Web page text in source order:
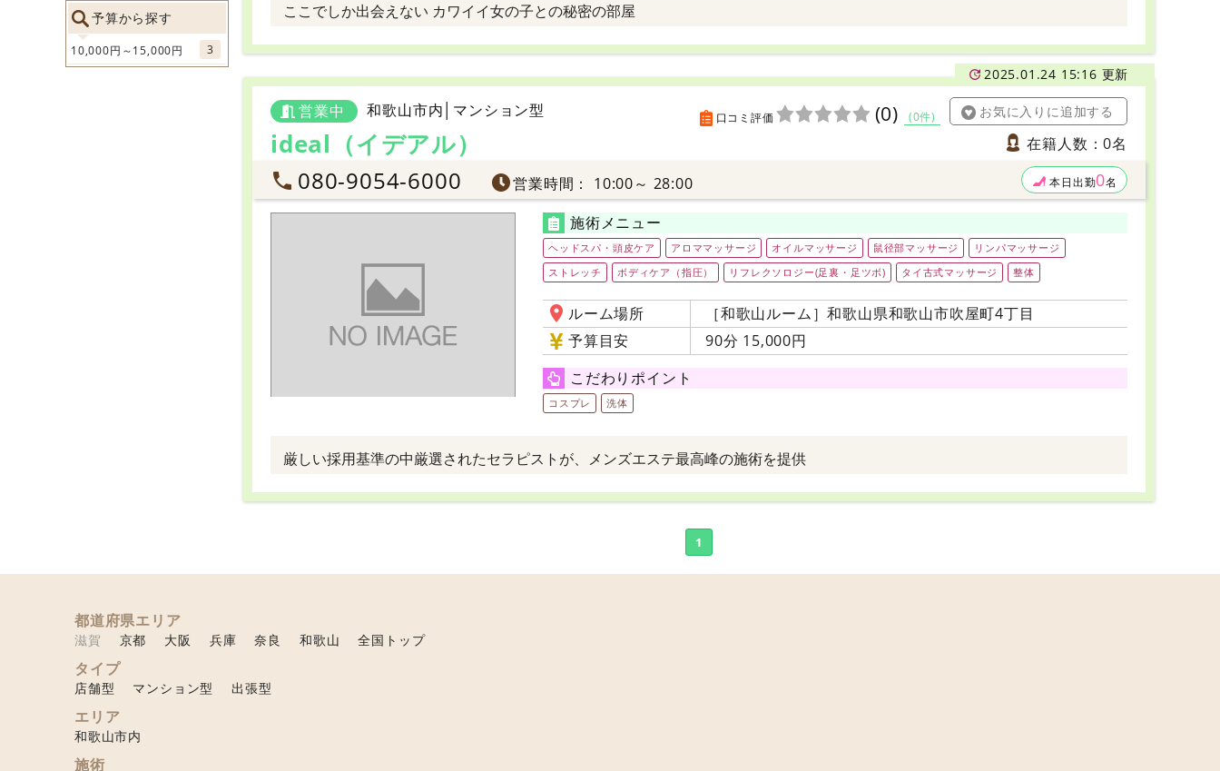
予算から探す
10,000円～15,000円 3
ここでしか出会えない カワイイ女の子との秘密の部屋
2025.01.24 15:16 更新
営業中 和歌山市内│マンション型 口コミ評価 (0) (0件) お気に入りに追加する
ideal（イデアル） 在籍人数：0名
080-9054-6000 営業時間： 10:00～ 28:00 本日出勤0名
施術メニュー
ヘッドスパ・頭皮ケア アロママッサージ オイルマッサージ 鼠径部マッサージ
リンパマッサージ
ストレッチ
ボディケア（指圧） リフレクソロジー(足裏・足ツボ) タイ古式マッサージ 整体
ルーム場所
［和歌山ルーム］和歌山県和歌山市吹屋町4丁目
予算目安
90分 15,000円
こだわりポイント
コスプレ 洗体
厳しい採用基準の中厳選されたセラピストが、メンズエステ最高峰の施術を提供
1
都道府県エリア
滋賀 京都 大阪 兵庫 奈良 和歌山 全国トップ
タイプ
店舗型 マンション型 出張型
エリア
和歌山市内
施術